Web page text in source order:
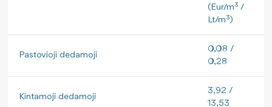
(Eur/m3/
Lt/m3)
Pastovioji dedamoji
0,08 /
0,28
Kintamoji dedamoji
3,92 /
13,53